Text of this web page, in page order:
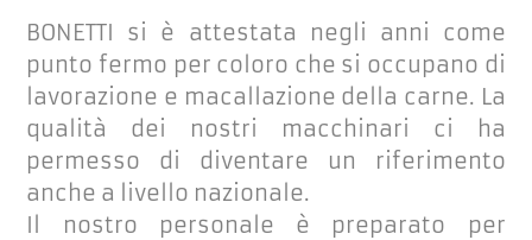
BONETTI si è attestata negli anni come
punto fermo per coloro che si occupano di
lavorazione e macallazione della carne. La
qualità dei nostri macchinari ci ha
permesso di diventare un riferimento
anche a livello nazionale.
Il nostro personale è preparato per